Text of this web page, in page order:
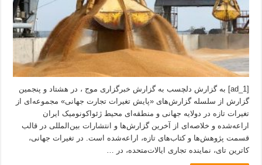
[ad_1] به گزارش دلچسب به گزارش خبرگزاری موج ، در هشتاد و پنجمین
گزارش از سلسله گزارش‌های «پایش تغیرات تجارت جهانی» مجموعه‌ای از
تغیرات تازه در دولایه جهانی و منطقه‌ای محیط ژئواکونومیک ایران
اراعه‌شده و خلاصه‌ای از آخرین گزارش‌ها و انتشارات بین‌المللی در قالب
قسمت پژوهش‌ها و کتاب‌های تازه، اراعه‌شده است. در تغیرات جهانی،
کاترین تای، نماینده تجاری ایالات‌متحده، در …